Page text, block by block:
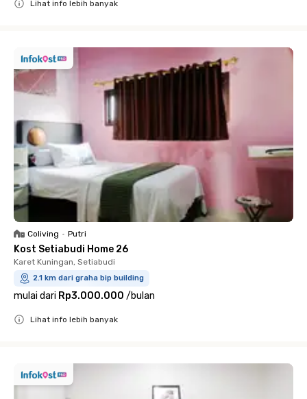
Lihat info lebih banyak
Coliving • Putri
Kost Setiabudi Home 26
Karet Kuningan, Setiabudi
2.1 km dari graha bip building
mulai dari Rp3.000.000 /bulan
Lihat info lebih banyak